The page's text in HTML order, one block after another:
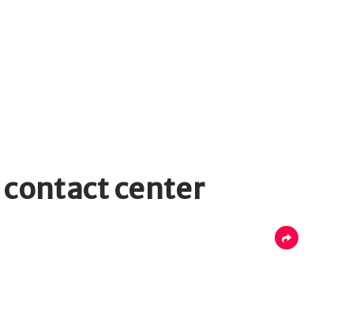
contact center